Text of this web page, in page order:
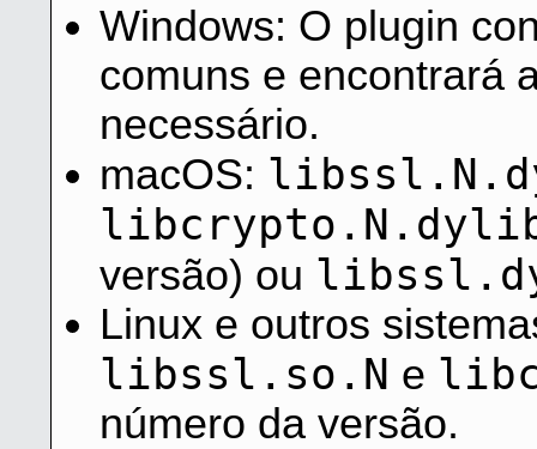
Windows: O plugin
comuns e encontrará
necessário.
macOS:
versão) ou
Linux e outros
libssl.so.N e
número da versão.